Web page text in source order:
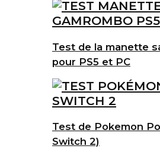
Test de la manette
pour PS5 et PC
Test de Pokemon
Switch 2)